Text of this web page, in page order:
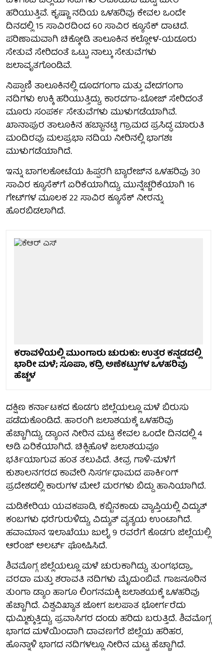
ಹರಿಯುತ್ತಿವೆ. ಕೃಷ್ಣಾ ನದಿಯ ಒಳಹರಿವು ಕೇವಲ ಒಂದೇ
ದಿನದಲ್ಲಿ 15 ಸಾವಿರದಿಂದ 60 ಸಾವಿರ ಕ್ಯೂಸೆಕ್‌ ದಾಟಿದೆ.
ಪರಿಣಾಮವಾಗಿ ಚಿಕ್ಕೋಡಿ ತಾಲೂಕಿನ ಕಲ್ಲೋಳ-ಯಡೂರು
ಸೇತುವೆ ಸೇರಿದಂತೆ ಒಟ್ಟು ನಾಲ್ಕು ಸೇತುವೆಗಳು
ಜಲಾವೃತಗೊಂಡಿವೆ.
ನಿಪ್ಪಾಣಿ ತಾಲೂಕಿನಲ್ಲಿ ದೂದಗಂಗಾ ಮತ್ತು ವೇದಗಂಗಾ
ನದಿಗಳು ಉಕ್ಕಿ ಹರಿಯುತ್ತಿದ್ದು, ಕಾರದಗಾ-ಬೋಜ್ ಸೇರಿದಂತೆ
ಮೂರು ಸಂಪರ್ಕ ಸೇತುವೆಗಳು ಮುಳುಗಡೆಯಾಗಿವೆ.
ಖಾನಾಪುರ ತಾಲೂಕಿನ ಹಬ್ಬಾನಟ್ಟಿ ಗ್ರಾಮದ ಪ್ರಸಿದ್ಧ ಮಾರುತಿ
ಮಂದಿರವು ಮಲಪ್ರಭಾ ನದಿಯ ನೀರಿನಲ್ಲಿ ಭಾಗಶಃ
ಮುಳುಗಡೆಯಾಗಿದೆ.
ಇನ್ನು ಬಾಗಲಕೋಟೆಯ ಹಿಪ್ಪರಗಿ ಬ್ಯಾರೇಜ್‌ನ ಒಳಹರಿವು 30
ಸಾವಿರ ಕ್ಯೂಸೆಕ್‌ಗೆ ಏರಿಕೆಯಾಗಿದ್ದು, ಮುನ್ನೆಚ್ಚರಿಕೆಯಾಗಿ 16
ಗೇಟ್‌ಗಳ ಮೂಲಕ 22 ಸಾವಿರ ಕ್ಯೂಸೆಕ್ ನೀರನ್ನು
ಹೊರಬಿಡಲಾಗಿದೆ.
ಕರಾವಳಿಯಲ್ಲಿ ಮುಂಗಾರು ಚುರುಕು: ಉತ್ತರ ಕನ್ನಡದಲ್ಲಿ
ಭಾರೀ ಮಳೆ; ಸೂಪಾ, ಕದ್ರಿ ಅಣೆಕಟ್ಟುಗಳ ಒಳಹರಿವು
ಹೆಚ್ಚಳ
ದಕ್ಷಿಣ ಕರ್ನಾಟಕದ ಕೊಡಗು ಜಿಲ್ಲೆಯಲ್ಲೂ ಮಳೆ ಬಿರುಸು
ಪಡೆದುಕೊಂಡಿದೆ. ಹಾರಂಗಿ ಜಲಾಶಯಕ್ಕೆ ಒಳಹರಿವು
ಹೆಚ್ಚಾಗಿದ್ದು, ಡ್ಯಾಂನ ನೀರಿನ ಮಟ್ಟ ಕೇವಲ ಒಂದೇ ದಿನದಲ್ಲಿ 4
ಅಡಿ ಏರಿಕೆಯಾಗಿದೆ. ಚಿಕ್ಲಿಹೊಳೆ ಜಲಾಶಯವೂ
ಭರ್ತಿಯಾಗುವ ಹಂತ ತಲುಪಿದೆ. ತೀವ್ರ ಗಾಳಿ-ಮಳೆಗೆ
ಕುಶಾಲನಗರದ ಕಾವೇರಿ ನಿಸರ್ಗಧಾಮದ ಪಾರ್ಕಿಂಗ್
ಪ್ರದೇಶದಲ್ಲಿ ಕಾರುಗಳ ಮೇಲೆ ಮರಗಳು ಬಿದ್ದು ಹಾನಿಯಾಗಿದೆ.
ಮಡಿಕೇರಿಯ ಯವಕಪಾಡಿ, ಕಬ್ಬಿನಕಾಡು ವ್ಯಾಪ್ತಿಯಲ್ಲಿ ವಿದ್ಯುತ್
ಕಂಬಗಳು ಧರೆಗುರುಳಿದ್ದು, ವಿದ್ಯುತ್ ವ್ಯತ್ಯಯ ಉಂಟಾಗಿದೆ.
ಹವಾಮಾನ ಇಲಾಖೆಯು ಜುಲೈ 9 ರವರೆಗೆ ಕೊಡಗು ಜಿಲ್ಲೆಯಲ್ಲಿ
ಆರೆಂಜ್ ಅಲರ್ಟ್ ಘೋಷಿಸಿದೆ.
ಶಿವಮೊಗ್ಗ ಜಿಲ್ಲೆಯಲ್ಲೂ ಮಳೆ ಚುರುಕಾಗಿದ್ದು, ತುಂಗಭದ್ರಾ,
ವರದಾ ಮತ್ತು ಶರಾವತಿ ನದಿಗಳು ಮೈದುಂಬಿವೆ. ಗಾಜನೂರಿನ
ತುಂಗಾ ಡ್ಯಾಂ ಹಾಗೂ ಲಿಂಗನಮಕ್ಕಿ ಜಲಾಶಯಕ್ಕೆ ಒಳಹರಿವು
ಹೆಚ್ಚಾಗಿದೆ. ವಿಶ್ವವಿಖ್ಯಾತ ಜೋಗ ಜಲಪಾತ ಭೋರ್ಗರೆದು
ಧುಮ್ಮಿಕ್ಕುತ್ತಿದ್ದು, ಪ್ರವಾಸಿಗರ ದಂಡು ಹರಿದು ಬರುತ್ತಿದೆ. ಶಿವಮೊಗ್ಗ
ಭಾಗದ ಮಳೆಯಿಂದಾಗಿ ದಾವಣಗೆರೆ ಜಿಲ್ಲೆಯ ಹರಿಹರ,
ಹೊನ್ನಾಳಿ ಭಾಗದ ನದಿಗಳಲ್ಲೂ ನೀರಿನ ಮಟ್ಟ ಹೆಚ್ಚಾಗಿದೆ.